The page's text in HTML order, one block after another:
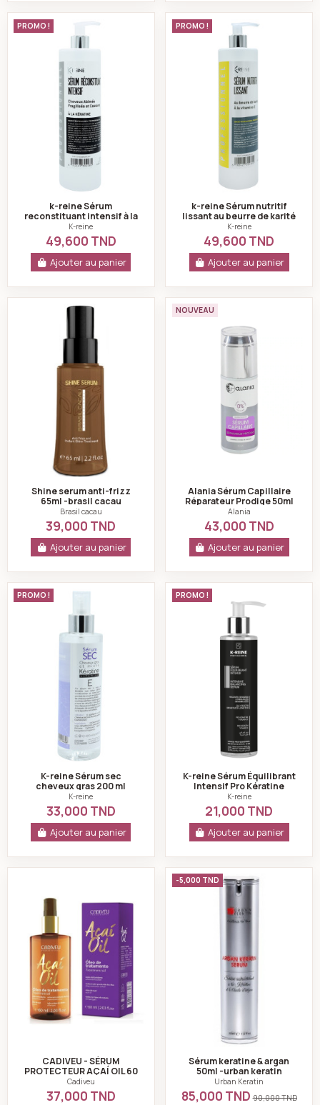
k-reine Sérum reconstituant intensif à la kératine
PROMO !
k-reine Sérum
reconstituant intensif à la
kératine 500 ml
K-reine
49,600 TND
Ajouter au panier
k-reine Sérum
PROMO !
k-reine Sérum nutritif
lissant au beurre de karité
et à la vitamine e 500 ml
K-reine
49,600 TND
Ajouter au panier
Shine serum anti-frizz 65ml -brasil cacau
Shine serum anti-frizz
65ml -brasil cacau
Brasil cacau
39,000 TND
Ajouter au panier
NOUVEAU
Alania Sérum Capillaire
Réparateur Prodige 50ml
Alania
43,000 TND
Ajouter au panier
K-reine Sérum sec cheveux gras 200 ml
PROMO !
K-reine Sérum sec
cheveux gras 200 ml
K-reine
33,000 TND
Ajouter au panier
PROMO !
K-reine Sérum Équilibrant
Intensif Pro Kératine
Vitamine E 100 ml
K-reine
21,000 TND
Ajouter au panier
CADIVEU - SÉRUM PROTECTEUR AÇAÍ OIL 60 ML
CADIVEU - SÉRUM
PROTECTEUR AÇAÍ OIL 60
ML
Cadiveu
37,000 TND
Sérum keratine &
-5,000 TND
Sérum keratine & argan
50ml -urban keratin
Urban Keratin
85,000 TND90,000 TND